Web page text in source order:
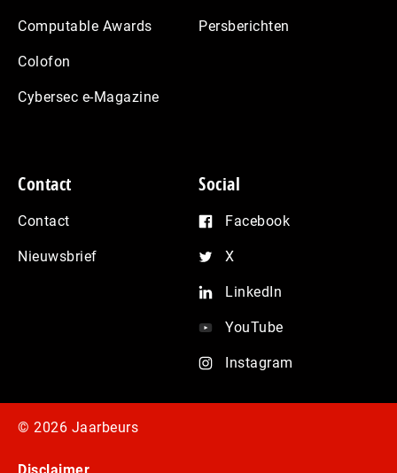
Computable Awards
Colofon
Cybersec e-Magazine
Persberichten
Contact
Contact
Nieuwsbrief
Social
Facebook
X
LinkedIn
YouTube
Instagram
© 2026 Jaarbeurs